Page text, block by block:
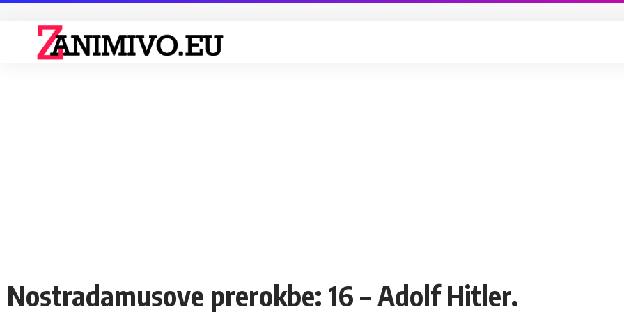
Nostradamusove prerokbe: 16 – Adolf Hitler.